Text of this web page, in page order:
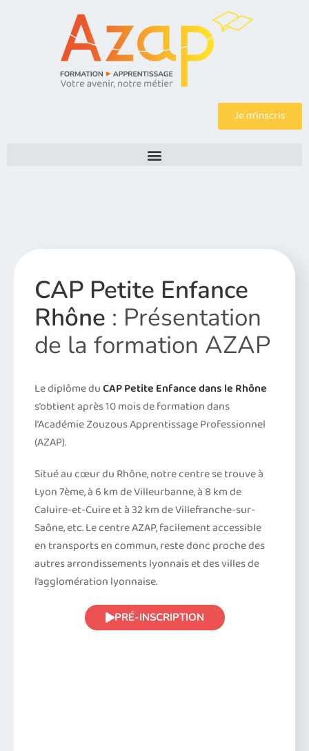
Je m’inscris
CAP Petite Enfance
Rhône : Présentation
de la formation AZAP
Le diplôme duCAP Petite Enfance dans le Rhône
s’obtient après 10 mois de formation dans
l’Académie Zouzous Apprentissage Professionnel
(AZAP).
Situé au cœur du Rhône, notre centre se trouve à
Lyon 7ème, à 6 km de Villeurbanne, à 8 km de
Caluire-et-Cuire et à 32 km de Villefranche-sur-
Saône, etc. Le centre AZAP, facilement accessible
en transports en commun, reste donc proche des
autres arrondissements lyonnais et des villes de
l’agglomération lyonnaise.
PRÉ-INSCRIPTION